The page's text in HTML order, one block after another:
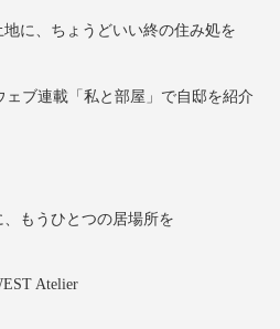
に、ちょうどいい終の住み処を
ェブ連載「私と部屋」で自邸を紹介
もうひとつの居場所を
Atelier